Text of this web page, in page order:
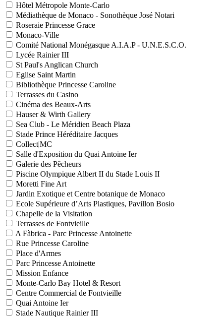
Hôtel Métropole Monte-Carlo
Médiathèque de Monaco - Sonothèque José Notari
Roseraie Princesse Grace
Monaco-Ville
Comité National Monégasque A.I.A.P - U.N.E.S.C.O.
Lycée Rainier III
St Paul's Anglican Church
Eglise Saint Martin
Bibliothèque Princesse Caroline
Terrasses du Casino
Cinéma des Beaux-Arts
Hauser & Wirth Gallery
Sea Club - Le Méridien Beach Plaza
Stade Prince Héréditaire Jacques
Collect|MC
Salle d'Exposition du Quai Antoine Ier
Galerie des Pêcheurs
Piscine Olympique Albert II du Stade Louis II
Moretti Fine Art
Jardin Exotique et Centre botanique de Monaco
Ecole Supérieure d’Arts Plastiques, Pavillon Bosio
Chapelle de la Visitation
Terrasses de Fontvieille
A Fàbrica - Parc Princesse Antoinette
Rue Princesse Caroline
Place d'Armes
Parc Princesse Antoinette
Mission Enfance
Monte-Carlo Bay Hotel & Resort
Centre Commercial de Fontvieille
Quai Antoine Ier
Stade Nautique Rainier III